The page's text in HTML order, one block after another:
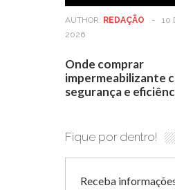
AUTHOR: REDAÇÃO -
10
2026
Onde comprar
impermeabilizante
segurança e
Fique por dentro!
Receba